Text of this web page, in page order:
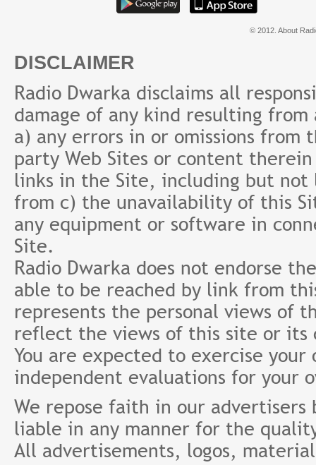
© 2012. About
DISCLAIMER
Radio Dwarka disclaims all
damage of any kind resulting
a) any errors in or omissions
party Web Sites or content
links in the Site, including but
from c) the unavailability of this
any equipment or software in
Site.
Radio Dwarka does not endorse
able to be reached by link from
represents the personal views of
reflect the views of this site or its
You are expected to exercise
independent evaluations for your
We repose faith in our
liable in any manner for the
All advertisements, logos,